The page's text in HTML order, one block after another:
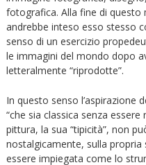
fotografica. Alla fine di
andrebbe inteso esso stesso
senso di un esercizio
le immagini del mondo dopo
letteralmente “riprodotte”.
In questo senso l’aspirazione
“che sia classica senza essere
pittura, la sua “tipicità”, non
nostalgicamente, sulla
essere impiegata come lo